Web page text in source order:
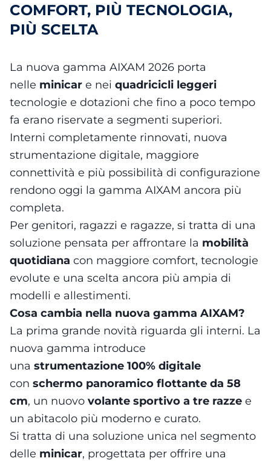
COMFORT, PIÙ TECNOLOGIA,
PIÙ SCELTA
La nuova gamma AIXAM 2026 porta
nelle minicar e nei quadricicli leggeri
tecnologie e dotazioni che fino a poco tempo
fa erano riservate a segmenti superiori.
Interni completamente rinnovati, nuova
strumentazione digitale, maggiore
connettività e più possibilità di configurazione
rendono oggi la gamma AIXAM ancora più
completa.
Per genitori, ragazzi e ragazze, si tratta di una
soluzione pensata per affrontare la mobilità
quotidiana con maggiore comfort, tecnologie
evolute e una scelta ancora più ampia di
modelli e allestimenti.
Cosa cambia nella nuova gamma AIXAM?
La prima grande novità riguarda gli interni. La
nuova gamma introduce
una strumentazione 100% digitale
con schermo panoramico flottante da 58
cm, un nuovo volante sportivo a tre razze e
un abitacolo più moderno e curato.
Si tratta di una soluzione unica nel segmento
delle minicar, progettata per offrire una